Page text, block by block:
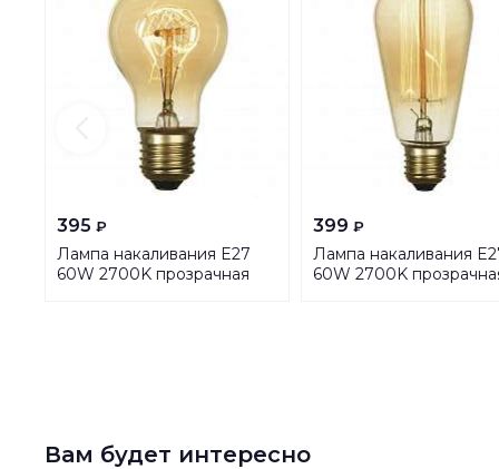
395 ₽
Лампа накаливания E27
60W 2700K прозрачная
399 ₽
Лампа накаливания
60W 2700K
Вам будет интересно